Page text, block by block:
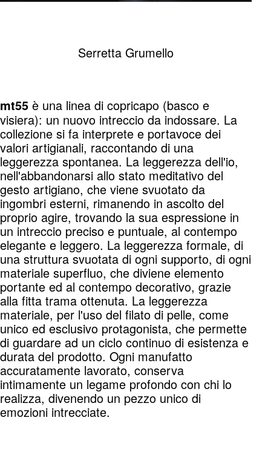
Serretta Grumello
mt55 è una linea di copricapo (basco e
visiera): un nuovo intreccio da indossare. La
collezione si fa interprete e portavoce dei
valori artigianali, raccontando di una
leggerezza spontanea. La leggerezza dell'io,
nell'abbandonarsi allo stato meditativo del
gesto artigiano, che viene svuotato da
ingombri esterni, rimanendo in ascolto del
proprio agire, trovando la sua espressione in
un intreccio preciso e puntuale, al contempo
elegante e leggero. La leggerezza formale, di
una struttura svuotata di ogni supporto, di ogni
materiale superfluo, che diviene elemento
portante ed al contempo decorativo, grazie
alla fitta trama ottenuta. La leggerezza
materiale, per l'uso del filato di pelle, come
unico ed esclusivo protagonista, che permette
di guardare ad un ciclo continuo di esistenza e
durata del prodotto. Ogni manufatto
accuratamente lavorato, conserva
intimamente un legame profondo con chi lo
realizza, divenendo un pezzo unico di
emozioni intrecciate.